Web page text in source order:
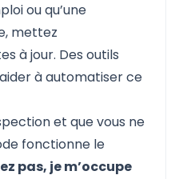
ou qu’une
mettez
à jour. Des outils
à automatiser ce
et que vous ne
fonctionne le
pas, je m’occupe